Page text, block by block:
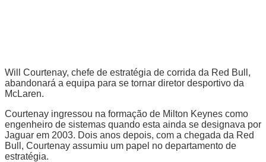
Will Courtenay, chefe de estratégia de corrida da Red Bull,
abandonará a equipa para se tornar diretor desportivo da
McLaren.
Courtenay ingressou na formação de Milton Keynes como
engenheiro de sistemas quando esta ainda se designava por
Jaguar em 2003. Dois anos depois, com a chegada da Red
Bull, Courtenay assumiu um papel no departamento de
estratégia.